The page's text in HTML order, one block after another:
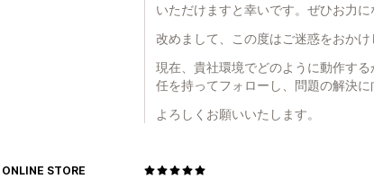
いただけますと幸いです。ぜひお力に
改めまして、この度はご迷惑をおか
現在、貴社環境でどのように動作す
任を持ってフォローし、問題の解決
よろしくお願いいたします。
STORE